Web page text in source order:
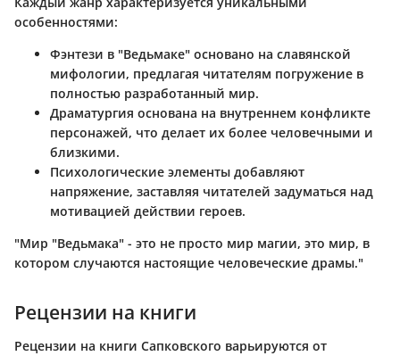
особенностями:
Фэнтези в "Ведьмаке" основано на славянской
мифологии, предлагая читателям погружение в
полностью разработанный мир.
Драматургия основана на внутреннем конфликте
персонажей, что делает их более человечными и
близкими.
Психологические элементы добавляют
напряжение, заставляя читателей задуматься над
мотивацией действии героев.
"Мир "Ведьмака" - это не просто мир магии, это мир, в
котором случаются настоящие человеческие драмы."
Рецензии на книги
Рецензии на книги Сапковского варьируются от